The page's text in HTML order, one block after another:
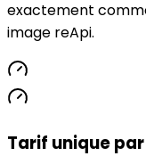
exactement
image reApi.
Tarif unique